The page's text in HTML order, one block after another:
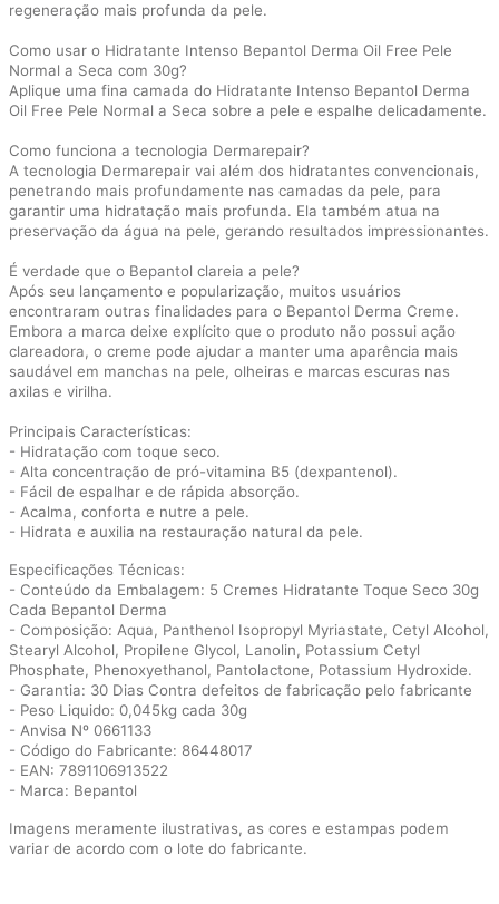
regeneração mais profunda da pele.
Como usar o Hidratante Intenso Bepantol Derma Oil Free Pele
Normal a Seca com 30g?
Aplique uma fina camada do Hidratante Intenso Bepantol Derma
Oil Free Pele Normal a Seca sobre a pele e espalhe delicadamente.
Como funciona a tecnologia Dermarepair?
A tecnologia Dermarepair vai além dos hidratantes convencionais,
penetrando mais profundamente nas camadas da pele, para
garantir uma hidratação mais profunda. Ela também atua na
preservação da água na pele, gerando resultados impressionantes.
É verdade que o Bepantol clareia a pele?
Após seu lançamento e popularização, muitos usuários
encontraram outras finalidades para o Bepantol Derma Creme.
Embora a marca deixe explícito que o produto não possui ação
clareadora, o creme pode ajudar a manter uma aparência mais
saudável em manchas na pele, olheiras e marcas escuras nas
axilas e virilha.
Principais Características:
- Hidratação com toque seco.
- Alta concentração de pró-vitamina B5 (dexpantenol).
- Fácil de espalhar e de rápida absorção.
- Acalma, conforta e nutre a pele.
- Hidrata e auxilia na restauração natural da pele.
Especificações Técnicas:
- Conteúdo da Embalagem: 5 Cremes Hidratante Toque Seco 30g
Cada Bepantol Derma
- Composição: Aqua, Panthenol Isopropyl Myriastate, Cetyl Alcohol,
Stearyl Alcohol, Propilene Glycol, Lanolin, Potassium Cetyl
Phosphate, Phenoxyethanol, Pantolactone, Potassium Hydroxide.
- Garantia: 30 Dias Contra defeitos de fabricação pelo fabricante
- Peso Liquido: 0,045kg cada 30g
- Anvisa Nº 0661133
- Código do Fabricante: 86448017
- EAN: 7891106913522
- Marca: Bepantol
Imagens meramente ilustrativas, as cores e estampas podem
variar de acordo com o lote do fabricante.